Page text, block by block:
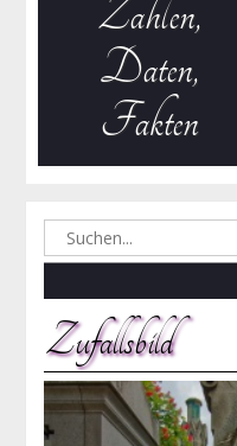
Zahlen,
Daten,
Fakten
Search
for:
Zufallsbild